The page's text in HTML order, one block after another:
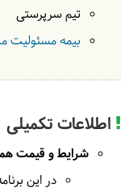
مناظر
گذار در
حدود 2 ساعت دامنه‌گردی در شیب ملایم
صبحانه
تیم سرپرستی
بیمه مسئولیت
اطلاعات تکمیلی
شرایط و قیمت
در این